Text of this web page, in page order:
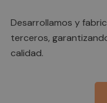
Desarrollamos y
terceros,
calidad.